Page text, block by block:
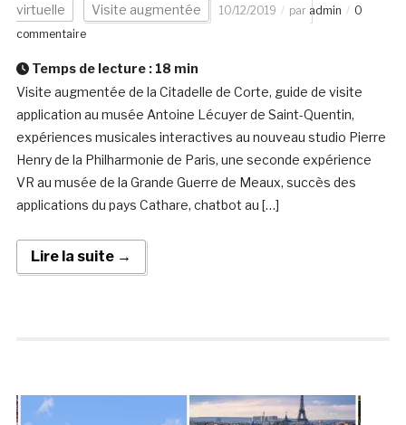
virtuelle Visite augmentée 10/12/2019 par admin
0
commentaire
Temps de lecture : 18 min
Visite augmentée de la Citadelle de Corte, guide de visite
application au musée Antoine Lécuyer de Saint-Quentin,
expériences musicales interactives au nouveau studio Pierre
Henry de la Philharmonie de Paris, une seconde expérience
VR au musée de la Grande Guerre de Meaux, succès des
applications du pays Cathare, chatbot au […]
Lire la suite →